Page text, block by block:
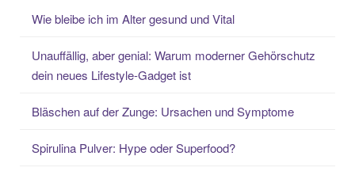
Wie bleibe ich im Alter gesund und Vital
Unauffällig, aber genial: Warum moderner Gehörschutz
dein neues Lifestyle-Gadget ist
Bläschen auf der Zunge: Ursachen und Symptome
Spirulina Pulver: Hype oder Superfood?